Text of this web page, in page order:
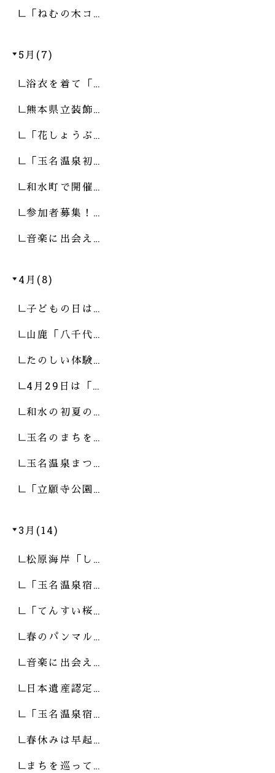
「ねむの木コ…
5月(7)
浴衣を着て「…
熊本県立装飾…
「花しょうぶ…
「玉名温泉初…
和水町で開催…
参加者募集！…
音楽に出会え…
4月(8)
子どもの日は…
山鹿「八千代…
たのしい体験…
4月29日は「…
和水の初夏の…
玉名のまちを…
玉名温泉まつ…
「立願寺公園…
3月(14)
松原海岸「し…
「玉名温泉宿…
「てんすい桜…
春のパンマル…
音楽に出会え…
日本遺産認定…
「玉名温泉宿…
春休みは早起…
まちを巡って…